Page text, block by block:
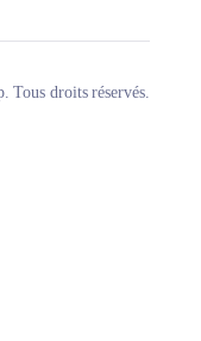
droits réservés.